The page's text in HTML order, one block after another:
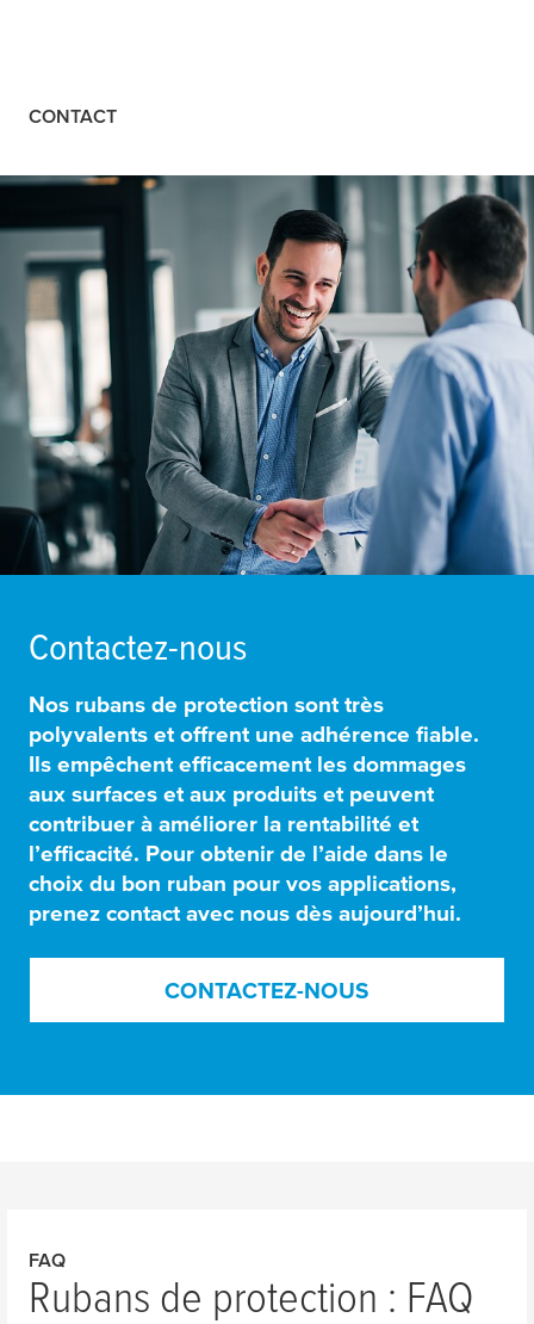
CONTACT
Contactez-nous
Nos rubans de protection sont très
polyvalents et offrent une adhérence fiable.
Ils empêchent efficacement les dommages
aux surfaces et aux produits et peuvent
contribuer à améliorer la rentabilité et
l’efficacité. Pour obtenir de l’aide dans le
choix du bon ruban pour vos applications,
prenez contact avec nous dès aujourd’hui.
CONTACTEZ-NOUS
FAQ
Rubans de protection : FAQ